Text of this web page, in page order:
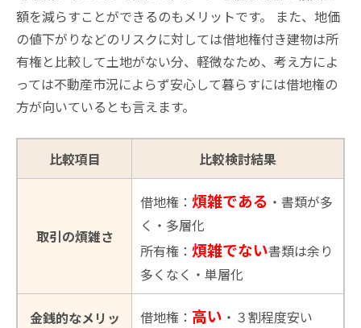
額を減らすことができるのもメリットです。 また、地価
の値下がりなどのリスクに対しては借地権付き建物は所
有権と比較して土地がない分、軽微なため、考え方によ
っては不動産市況によらず安心して暮らすには借地権の
方が向いているとも言えます。
比較項目 比較検討結果
取引の煩雑さ
借地権： 煩雑である ・書類が多
く・多層化
所有権： 煩雑でない書類は余り
多くなく・単層化
金銭的なメリッ
借地権： 高い ・３割程度安い